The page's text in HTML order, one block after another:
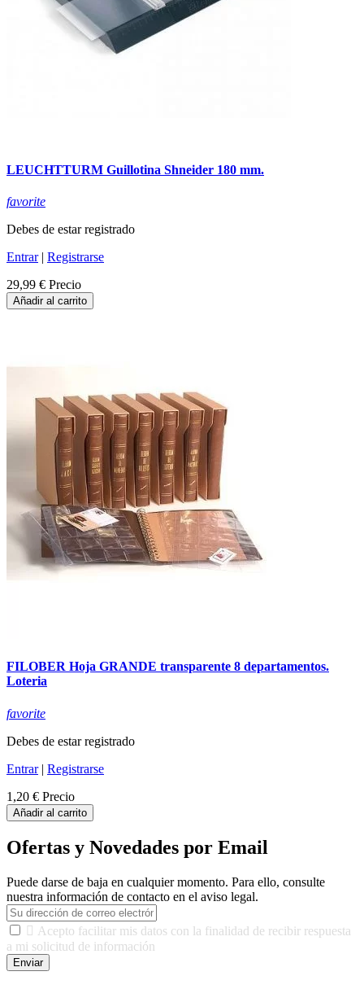
LEUCHTTURM Guillotina Shneider 180 mm.
favorite
Debes de estar registrado
Entrar| Registrarse
29,99 € Precio
Añadir al carrito
FILOBER Hoja GRANDE transparente 8 departamentos.
Loteria
favorite
Debes de estar registrado
Entrar| Registrarse
1,20 € Precio
Añadir al carrito
Ofertas y Novedades por Email
Puede darse de baja en cualquier momento. Para ello, consulte
nuestra información de contacto en el aviso legal.
 Acepto facilitar mis datos con la finalidad de recibir respuesta
a mi solicitud de información
Enviar